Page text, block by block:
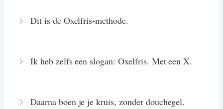
Dit is de Oxelfris-methode.
Ik heb zelfs een slogan: Oxelfris. Met een X.
Daarna boen je je kruis, zonder douchegel.